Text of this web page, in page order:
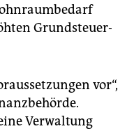
Grundsteuer-
vor“,
Verwaltung